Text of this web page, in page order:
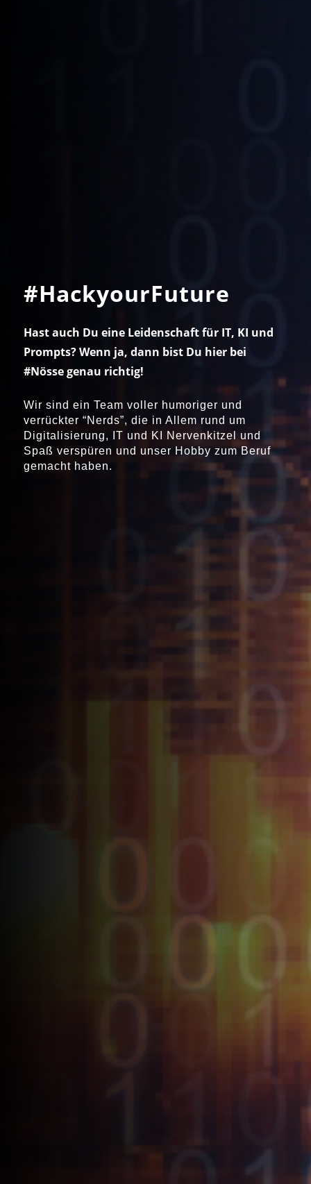
#HackyourFuture
Hast auch Du eine Leidenschaft für IT, KI und
Prompts? Wenn ja, dann bist Du hier bei
#Nösse genau richtig!
Wir sind ein Team voller humoriger und
verrückter “Nerds”, die in Allem rund um
Digitalisierung, IT und KI Nervenkitzel und
Spaß verspüren und unser Hobby zum Beruf
gemacht haben.